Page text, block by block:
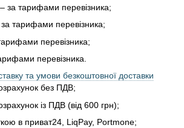
тарифами перевізника;
тарифами перевізника;
перевізника;
перевізника.
та умови безкоштовної доставки
без ПДВ;
із ПДВ (від 600 грн);
в приват24, LiqPay, Portmone;